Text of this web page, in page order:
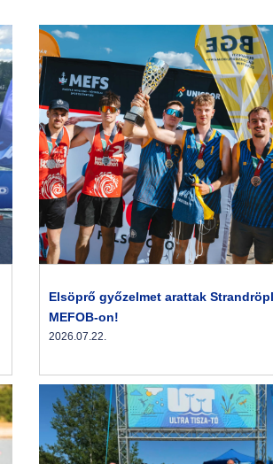
Elsöprő győzelmet arattak
MEFOB-on!
2026.07.22.